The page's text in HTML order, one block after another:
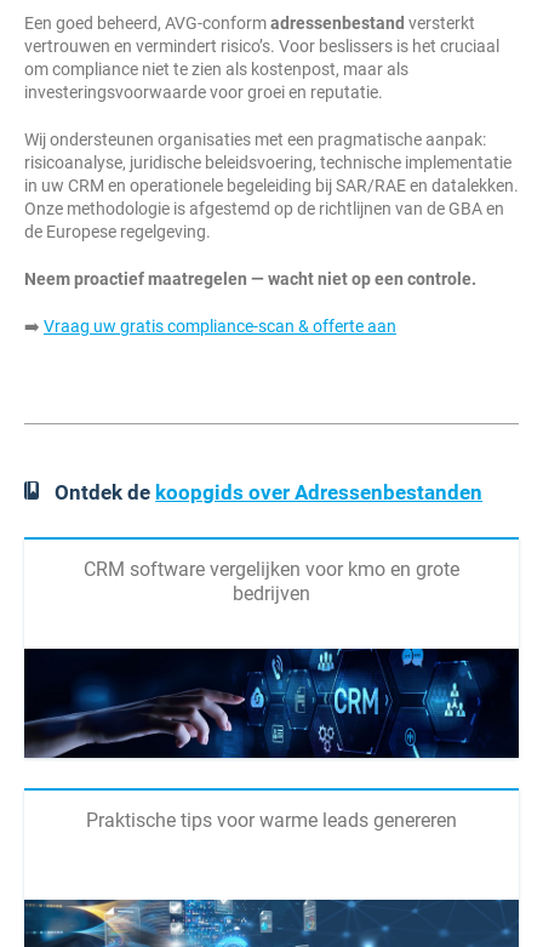
Een goed beheerd, AVG-conformadressenbestand versterkt
vertrouwen en vermindert risico’s. Voor beslissers is het cruciaal
om compliance niet te zien als kostenpost, maar als
investeringsvoorwaarde voor groei en reputatie.
Wij ondersteunen organisaties met een pragmatische aanpak:
risicoanalyse, juridische beleidsvoering, technische implementatie
in uw CRM en operationele begeleiding bij SAR/RAE en datalekken.
Onze methodologie is afgestemd op de richtlijnen van de GBA en
de Europese regelgeving.
Neem proactief maatregelen — wacht niet op een controle.
➡️ Vraag uw gratis compliance-scan & offerte aan
Ontdek de koopgids over Adressenbestanden
CRM software vergelijken voor kmo en grote
bedrijven
Praktische tips voor warme leads genereren